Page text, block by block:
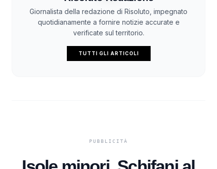
Giornalista della redazione di Risoluto, impegnato
quotidianamente a fornire notizie accurate e
verificate sul territorio.
TUTTI GLI ARTICOLI